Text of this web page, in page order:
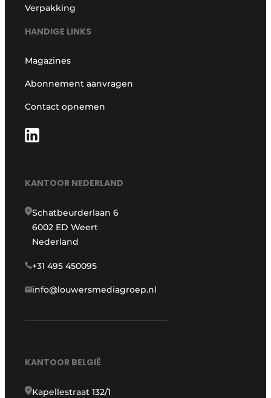
Verpakking
HANDIGE LINKS
Magazines
Abonnement aanvragen
Contact opnemen
KANTOOR NEDERLAND
Schatbeurderlaan 6
6002 ED Weert
Nederland
+31 495 450095
info@louwersmediagroep.nl
KANTOOR BELGIË
Kapellestraat 132/1